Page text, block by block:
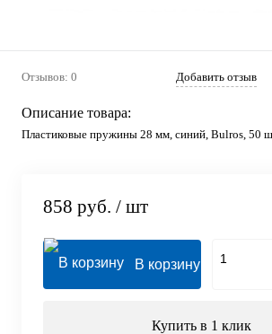
Отзывов: 0 Добавить отзыв
Описание товара:
Пластиковые пружины 28 мм, синий, Bulros, 50
858 руб. / шт
В корзину
Купить в 1 клик